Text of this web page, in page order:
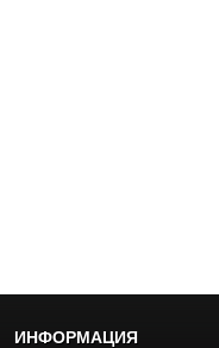
ИНФОРМАЦИЯ